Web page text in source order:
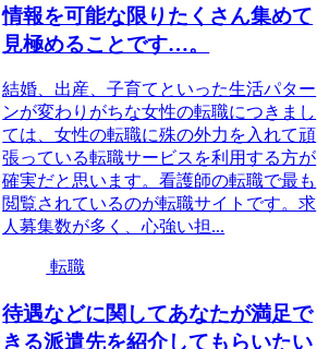
情報を可能な限りたくさん集めて
見極めることです…。
結婚、出産、子育てといった生活パター
ンが変わりがちな女性の転職につきまし
ては、女性の転職に殊の外力を入れて頑
張っている転職サービスを利用する方が
確実だと思います。看護師の転職で最も
閲覧されているのが転職サイトです。求
人募集数が多く、心強い担...
転職
待遇などに関してあなたが満足で
きる派遣先を紹介してもらいたい